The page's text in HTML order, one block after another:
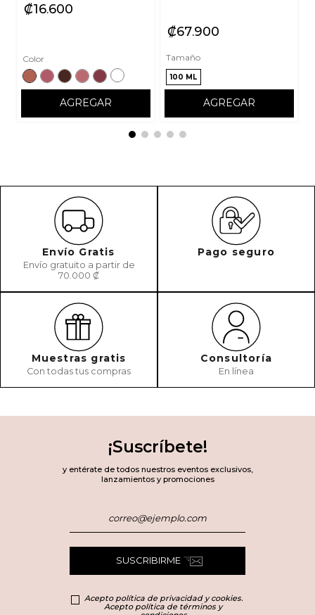
₡16600
Color
AGREGAR
₡67900
Tamaño
100 ML
AGREGAR
Envío Gratis
Envío gratuito a partir de
70.000 ₡
Pago seguro
Muestras gratis
Con todas tus compras
Consultoría
En línea
¡Suscríbete!
y entérate de todos nuestros eventos exclusivos,
lanzamientos y promociones
SUSCRIBIRME
Acepto política de privacidad y cookies.
Acepto política de términos y